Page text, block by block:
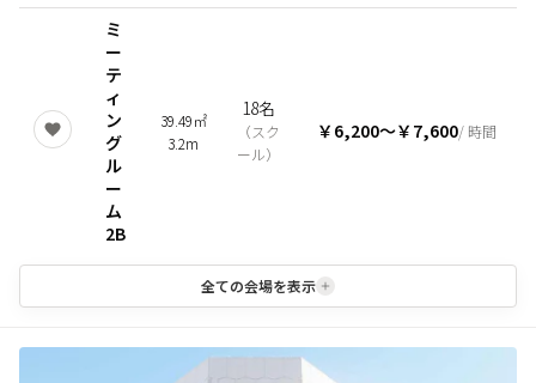
ミ
ー
テ
ィ
ン
グ
ル
ー
ム
2B
39.49㎡
3.2m
18名
（スク
ール）
￥6,200〜￥7,600/ 時間
全ての会場を表示